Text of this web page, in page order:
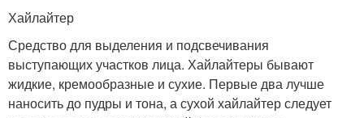
Хайлайтер
Средство для выделения и подсвечивания
выступающих участков лица. Хайлайтеры бывают
жидкие, кремообразные и сухие. Первые два лучше
наносить до пудры и тона, а сухой хайлайтер следует